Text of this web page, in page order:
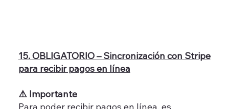
15. OBLIGATORIO – Sincronización con Stripe
para recibir pagos en línea
⚠️ Importante